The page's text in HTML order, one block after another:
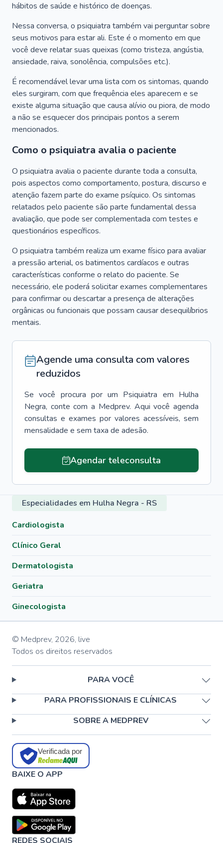
hábitos de saúde e histórico de doenças.
Nessa conversa, o psiquiatra também vai perguntar sobre
seus motivos para estar ali. Este é o momento em que
você deve relatar suas queixas (como tristeza, angústia,
ansiedade, raiva, sonolência, compulsões etc.).
É recomendável levar uma lista com os sintomas, quando
eles surgiram, com que frequência eles aparecem e se
existe alguma situação que causa alívio ou piora, de modo
a não se esquecer dos principais pontos a serem
mencionados.
Como o psiquiatra avalia o paciente
O psiquiatra avalia o paciente durante toda a consulta,
pois aspectos como comportamento, postura, discurso e
atenção fazem parte do exame psíquico. Os sintomas
relatados pelo paciente são parte fundamental dessa
avaliação, que pode ser complementada com testes e
questionários específicos.
O psiquiatra também realiza um exame físico para avaliar
a pressão arterial, os batimentos cardíacos e outras
características conforme o relato do paciente. Se
necessário, ele poderá solicitar exames complementares
para confirmar ou descartar a presença de alterações
orgânicas ou funcionais que possam causar desequilíbrios
mentais.
Agende uma consulta com valores
reduzidos
Se você procura por um Psiquiatra em Hulha
Negra, conte com a Medprev. Aqui você agenda
consultas e exames por valores acessíveis, sem
mensalidade e sem taxa de adesão.
Agendar teleconsulta
Especialidades em Hulha Negra - RS
Cardiologista
Clínico Geral
Dermatologista
Geriatra
Ginecologista
© Medprev, 2026, live
Todos os direitos reservados
PARA VOCÊ
PARA PROFISSIONAIS E CLÍNICAS
SOBRE A MEDPREV
Verificada por
BAIXE O APP
REDES SOCIAIS